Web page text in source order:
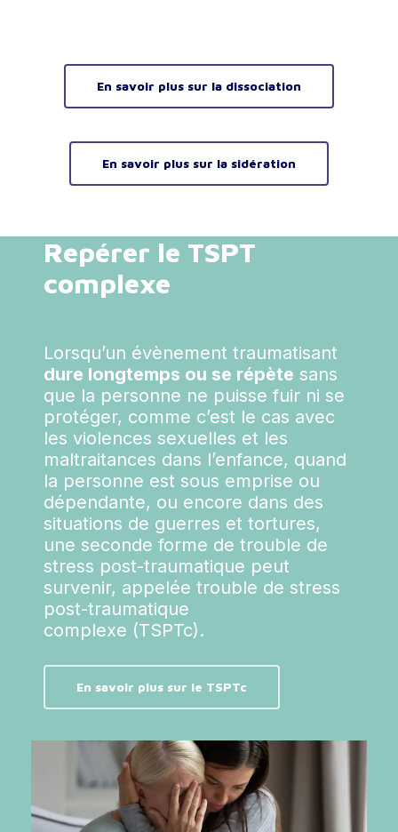
En savoir plus sur la dissociation
En savoir plus sur la sidération
Repérer le TSPT
complexe
Lorsqu’un évènement traumatisant
dure longtemps ou se répète sans
que la personne ne puisse fuir ni se
protéger, comme c’est le cas avec
les violences sexuelles et les
maltraitances dans l’enfance, quand
la personne est sous emprise ou
dépendante, ou encore dans des
situations de guerres et tortures,
une seconde forme de trouble de
stress post-traumatique peut
survenir, appelée trouble de stress
post-traumatique
complexe (TSPTc).
En savoir plus sur le TSPTc